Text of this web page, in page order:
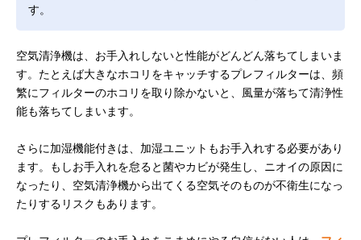
す。
空気清浄機は、お手入れしないと性能がどんどん落ちてしまいま
す。たとえば大きなホコリをキャッチするプレフィルターは、頻
繁にフィルターのホコリを取り除かないと、風量が落ちて清浄性
能も落ちてしまいます。
さらに加湿機能付きは、加湿ユニットもお手入れする必要があり
ます。もしお手入れを怠ると菌やカビが発生し、ニオイの原因に
なったり、空気清浄機から出てくる空気そのものが不衛生になっ
たりするリスクもあります。